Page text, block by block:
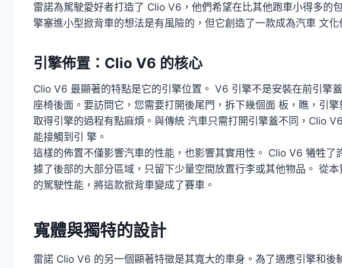
雷諾為駕駛愛好者打造了 Clio V6，他們希望在比其他跑車小得多的
擎塞進小型掀背車的想法是有風險的，但它創造了一款成為汽車 文化
引擎佈置：Clio V6 的核心
Clio V6 最顯著的特點是它的引擎位置。 V6 引擎不是安裝在前引擎
座椅後面。要訪問它，您需要打開後尾門，拆下幾個面 板，瞧，引
取得引擎的過程有點麻煩。與傳統 汽車只需打開引擎蓋不同，Clio
能接觸到引 擎。
這樣的佈置不僅影響汽車的性能，也影響其實用性。 Clio V6 犧牲了
據了後部的大部分區域，只留下少量空間放置行李或其他物品。 從
的駕駛性能，將這款掀背車變成了賽車。
寬體與獨特的設計
雷諾 Clio V6 的另一個顯著特徵是其寬大的車身。為了適應引擎和後